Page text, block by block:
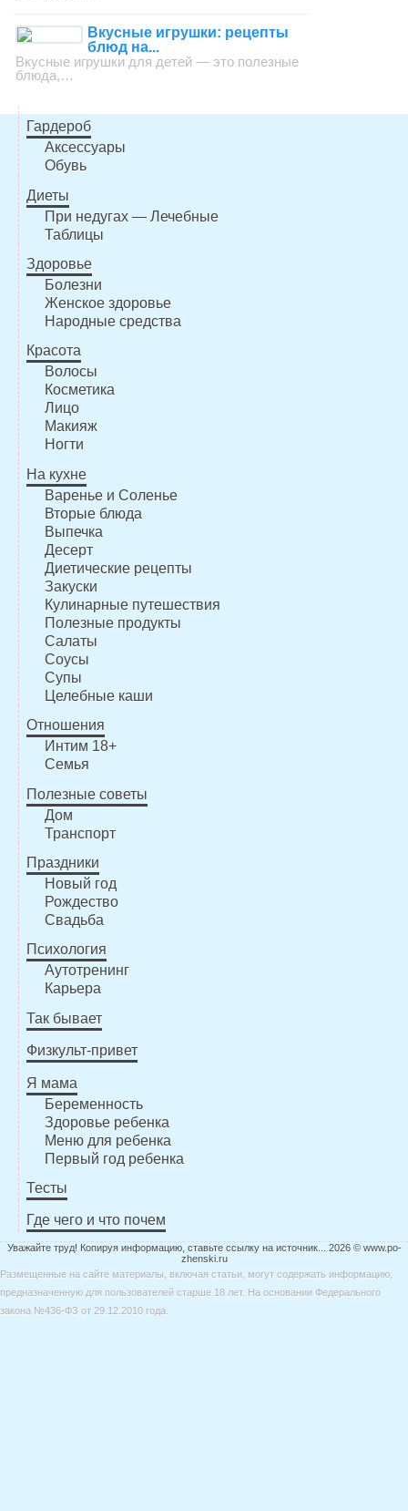
Вкусные игрушки: рецепты
блюд на...
Вкусные игрушки для детей — это полезные
блюда,…
Гардероб
Аксессуары
Обувь
Диеты
При недугах — Лечебные
Таблицы
Здоровье
Болезни
Женское здоровье
Народные средства
Красота
Волосы
Косметика
Лицо
Макияж
Ногти
На кухне
Варенье и Соленье
Вторые блюда
Выпечка
Десерт
Диетические рецепты
Закуски
Кулинарные путешествия
Полезные продукты
Салаты
Соусы
Супы
Целебные каши
Отношения
Интим 18+
Семья
Полезные советы
Дом
Транспорт
Праздники
Новый год
Рождество
Свадьба
Психология
Аутотренинг
Карьера
Так бывает
Физкульт-привет
Я мама
Беременность
Здоровье ребенка
Меню для ребенка
Первый год ребенка
Тесты
Где чего и что почем
Уважайте труд! Копируя информацию, ставьте ссылку на источник... 2026 © www.po-
zhenski.ru
Размещенные на сайте материалы, включая статьи, могут содержать информацию,
предназначенную для пользователей старше 18 лет. На основании Федерального
закона №436-ФЗ от 29.12.2010 года.